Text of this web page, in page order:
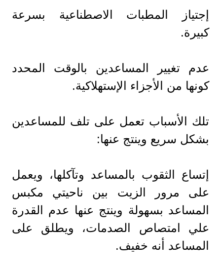
إجتياز المطبات الاصطناعية بسرعة
كبيرة.
عدم تغيير المساعدين بالوقت المحدد
كونها من الأجزاء الإستهلاكية.
تلك الأسباب تعمل على تلف للمساعدين
بشكل سريع وينتج عنها:
إتساع الثقوب بالمساعد وتآكلها، ويعمل
على مرور الزيت بين ناحيتي مكبس
المساعد بسهولة وينتج عنها عدم القدرة
علي امتصاص الصدمات، ويطلق على
المساعد أنه خفيف.